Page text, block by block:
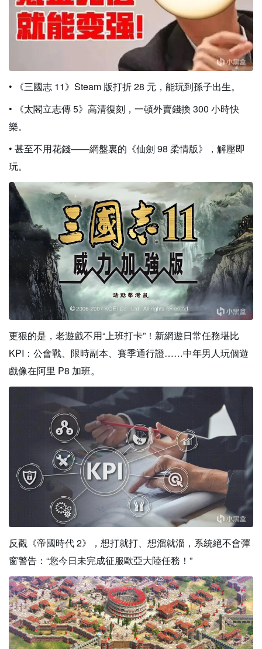
• 《三國志 11》Steam 版打折 28 元，能玩到孫子出生。
• 《太閣立志傳 5》高清復刻，一頓外賣錢換 300 小時快
樂。
• 甚至不用花錢——網盤裏的《仙劍 98 柔情版》，解壓即
玩。
更狠的是，老遊戲不用“上班打卡”！新網遊日常任務堪比
KPI：公會戰、限時副本、賽季通行證……中年男人玩個遊
戲像在阿里 P8 加班。
反觀《帝國時代 2》，想打就打、想溜就溜，系統絕不會彈
窗警告：“您今日未完成征服歐亞大陸任務！”